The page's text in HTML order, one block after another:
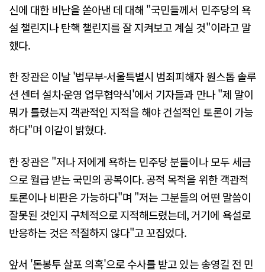
신에 대한 비난을 쏟아낸 데 대해 "국민들께서 민주당의 욕
설 챌린지나 탄핵 챌린지를 잘 지켜보고 계실 것"이라고 말
했다.
한 장관은 이날 '법무부-서울특별시 범죄피해자 원스톱 솔루
션 센터 설치·운영 업무협약식'에서 기자들과 만나 "제 말이
뭐가 틀렸는지 객관적인 지적을 해야 건설적인 토론이 가능
하다"며 이같이 밝혔다.
한 장관은 "저나 저에게 욕하는 민주당 분들이나 모두 세금
으로 월급 받는 국민의 공복이다. 공적 목적을 위한 객관적
토론이나 비판은 가능하다"며 "저는 그분들의 어떤 말씀이
잘못된 것인지 구체적으로 지적해드렸는데, 거기에 욕설로
반응하는 것은 적절하지 않다"고 꼬집었다.
앞서 '돈봉투 살포 의혹'으로 수사를 받고 있는 송영길 전 민